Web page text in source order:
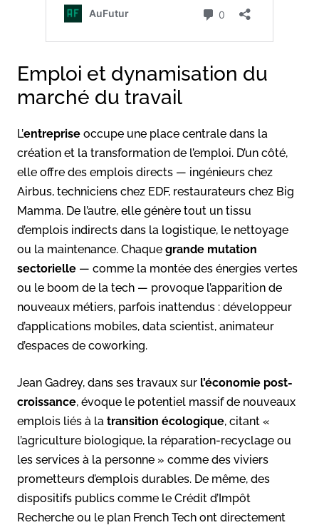
Emploi et dynamisation du
marché du travail
L’entreprise occupe une place centrale dans la
création et la transformation de l’emploi. D’un côté,
elle offre des emplois directs — ingénieurs chez
Airbus, techniciens chez EDF, restaurateurs chez Big
Mamma. De l’autre, elle génère tout un tissu
d’emplois indirects dans la logistique, le nettoyage
ou la maintenance. Chaque grande mutation
sectorielle — comme la montée des énergies vertes
ou le boom de la tech — provoque l’apparition de
nouveaux métiers, parfois inattendus : développeur
d’applications mobiles, data scientist, animateur
d’espaces de coworking.
Jean Gadrey, dans ses travaux sur l’économie post-
croissance, évoque le potentiel massif de nouveaux
emplois liés à la transition écologique, citant «
l’agriculture biologique, la réparation-recyclage ou
les services à la personne » comme des viviers
prometteurs d’emplois durables. De même, des
dispositifs publics comme le Crédit d’Impôt
Recherche ou le plan French Tech ont directement